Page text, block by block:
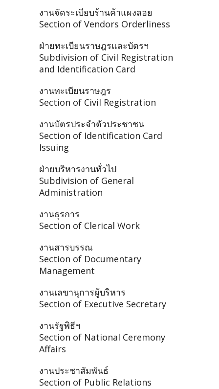
งานจัดระเบียบร้านค้าแผงลอย
Section of Vendors Orderliness
ฝ่ายทะเบียนราษฎรและบัตรฯ
Subdivision of Civil Registration
and Identification Card
งานทะเบียนราษฎร
Section of Civil Registration
งานบัตรประจำตัวประชาชน
Section of Identification Card
Issuing
ฝ่ายบริหารงานทั่วไป
Subdivision of General
Administration
งานธุรการ
Section of Clerical Work
งานสารบรรณ
Section of Documentary
Management
งานเลขานุการผู้บริหาร
Section of Executive Secretary
งานรัฐพิธีฯ
Section of National Ceremony
Affairs
งานประชาสัมพันธ์
Section of Public Relations